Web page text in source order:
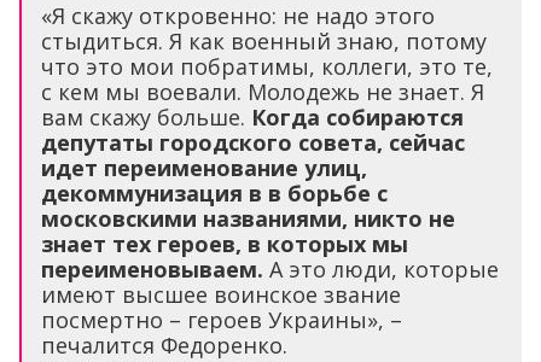
«Я скажу откровенно: не надо этого
стыдиться. Я как военный знаю, потому
что это мои побратимы, коллеги, это те,
с кем мы воевали. Молодежь не знает. Я
вам скажу больше. Когда собираются
депутаты городского совета, сейчас
идет переименование улиц,
декоммунизация в в борьбе с
московскими названиями, никто не
знает тех героев, в которых мы
переименовываем. А это люди, которые
имеют высшее воинское звание
посмертно – героев Украины», –
печалится Федоренко.